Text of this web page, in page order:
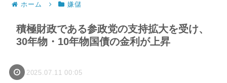
ホーム 嫌儲
積極財政である参政党の支持拡大を受け、
30年物・10年物国債の金利が上昇
2025.07.11 00:05